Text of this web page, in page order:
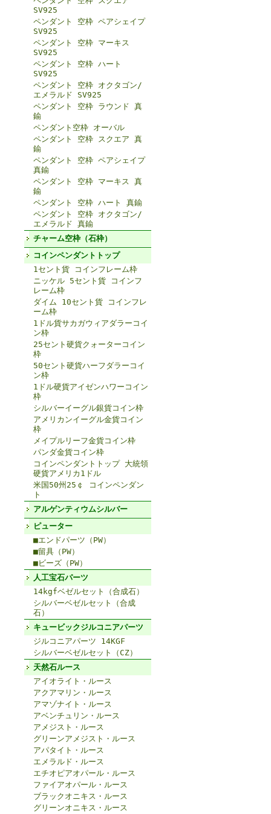
SV925
ペンダント 空枠 ペアシェイプ
SV925
ペンダント 空枠 マーキス
SV925
ペンダント 空枠 ハート
SV925
ペンダント 空枠 オクタゴン/
エメラルド SV925
ペンダント 空枠 ラウンド 真
鍮
ペンダント空枠 オーバル
ペンダント 空枠 スクエア 真
鍮
ペンダント 空枠 ペアシェイプ
真鍮
ペンダント 空枠 マーキス 真
鍮
ペンダント 空枠 ハート 真鍮
ペンダント 空枠 オクタゴン/
エメラルド 真鍮
チャーム空枠（石枠）
コインペンダントトップ
1セント貨 コインフレーム枠
ニッケル 5セント貨 コインフ
レーム枠
ダイム 10セント貨 コインフレ
ーム枠
1ドル貨サカガウィアダラーコイ
ン枠
25セント硬貨クォーターコイン
枠
50セント硬貨ハーフダラーコイ
ン枠
1ドル硬貨アイゼンハワーコイン
枠
シルバーイーグル銀貨コイン枠
アメリカンイーグル金貨コイン
枠
メイプルリーフ金貨コイン枠
パンダ金貨コイン枠
コインペンダントトップ 大統領
硬貨アメリカ1ドル
米国50州25￠ コインペンダン
ト
アルゲンティウムシルバー
ピューター
■エンドパーツ（PW）
■留具（PW）
■ビーズ（PW）
人工宝石パーツ
14kgfベゼルセット（合成石）
シルバーベゼルセット（合成
石）
キュービックジルコニアパーツ
ジルコニアパーツ 14KGF
シルバーベゼルセット（CZ）
天然石ルース
アイオライト・ルース
アクアマリン・ルース
アマゾナイト・ルース
アベンチュリン・ルース
アメジスト・ルース
グリーンアメジスト・ルース
アパタイト・ルース
エメラルド・ルース
エチオピアオパール・ルース
ファイアオパール・ルース
ブラックオニキス・ルース
グリーンオニキス・ルース